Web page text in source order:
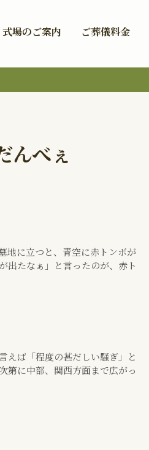
式場のご案内 ご葬儀料金
んべぇ
地に立つと、青空に赤トンボが
出たなぁ」と言ったのが、赤ト
えば「程度の甚だしい騒ぎ」と
第に中部、関西方面まで広がっ